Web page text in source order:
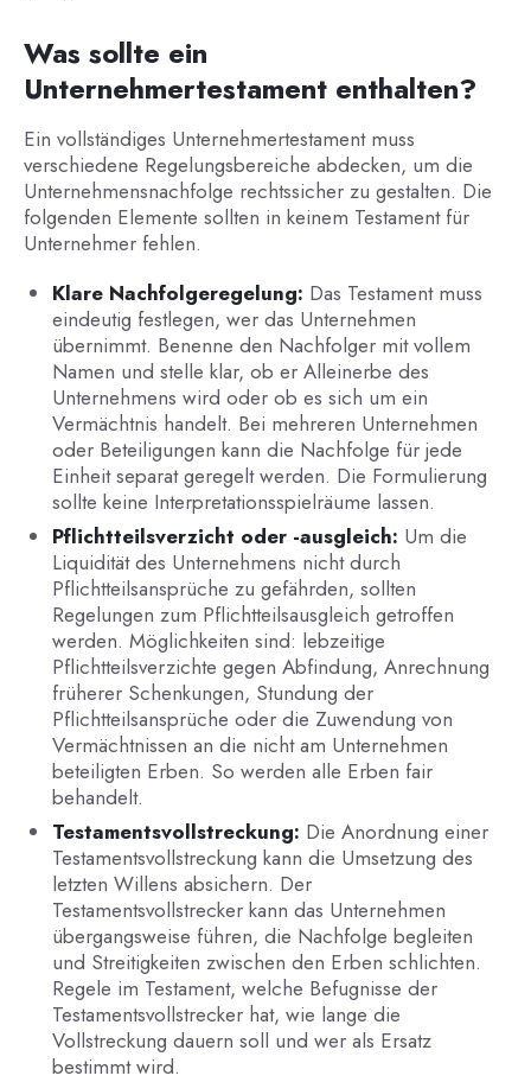
Was sollte ein
Unternehmertestament enthalten?
Ein vollständiges Unternehmertestament muss
verschiedene Regelungsbereiche abdecken, um die
Unternehmensnachfolge rechtssicher zu gestalten. Die
folgenden Elemente sollten in keinem Testament für
Unternehmer fehlen.
Klare Nachfolgeregelung: Das Testament muss
eindeutig festlegen, wer das Unternehmen
übernimmt. Benenne den Nachfolger mit vollem
Namen und stelle klar, ob er Alleinerbe des
Unternehmens wird oder ob es sich um ein
Vermächtnis handelt. Bei mehreren Unternehmen
oder Beteiligungen kann die Nachfolge für jede
Einheit separat geregelt werden. Die Formulierung
sollte keine Interpretationsspielräume lassen.
Pflichtteilsverzicht oder -ausgleich: Um die
Liquidität des Unternehmens nicht durch
Pflichtteilsansprüche zu gefährden, sollten
Regelungen zum Pflichtteilsausgleich getroffen
werden. Möglichkeiten sind: lebzeitige
Pflichtteilsverzichte gegen Abfindung, Anrechnung
früherer Schenkungen, Stundung der
Pflichtteilsansprüche oder die Zuwendung von
Vermächtnissen an die nicht am Unternehmen
beteiligten Erben. So werden alle Erben fair
behandelt.
Testamentsvollstreckung: Die Anordnung einer
Testamentsvollstreckung kann die Umsetzung des
letzten Willens absichern. Der
Testamentsvollstrecker kann das Unternehmen
übergangsweise führen, die Nachfolge begleiten
und Streitigkeiten zwischen den Erben schlichten.
Regele im Testament, welche Befugnisse der
Testamentsvollstrecker hat, wie lange die
Vollstreckung dauern soll und wer als Ersatz
bestimmt wird.